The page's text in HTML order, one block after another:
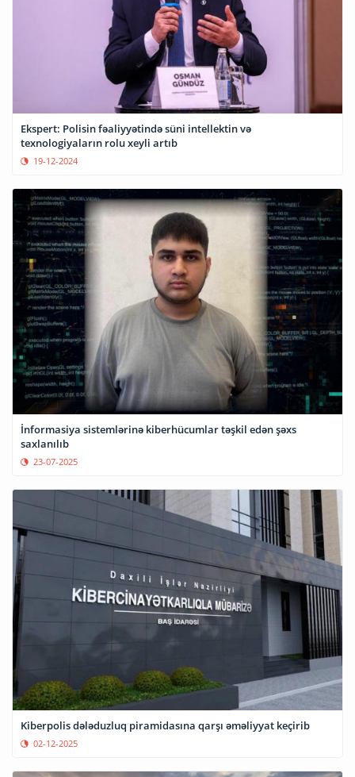
Ekspert: Polisin fəaliyyətində süni intellektin və
texnologiyaların rolu xeyli artıb
19-12-2024
İnformasiya sistemlərinə kiberhücumlar təşkil edən şəxs
saxlanılıb
23-07-2025
Kiberpolis dələduzluq piramidasına qarşı əməliyyat keçirib
02-12-2025